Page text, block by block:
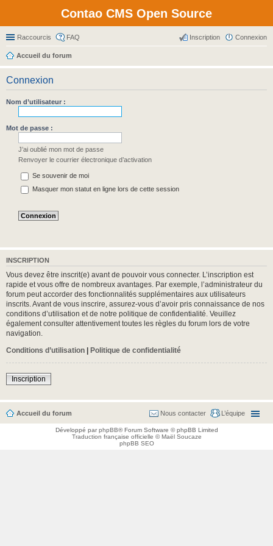
Contao CMS Open Source
Raccourcis FAQ Connexion
Inscription
Accueil du forum
Connexion
Nom d’utilisateur :
Mot de passe :
J’ai oublié mon mot de passe
Renvoyer le courrier électronique d’activation
Se souvenir de moi
Masquer mon statut en ligne lors de cette session
INSCRIPTION
Vous devez être inscrit(e) avant de pouvoir vous connecter. L’inscription est
rapide et vous offre de nombreux avantages. Par exemple, l’administrateur du
forum peut accorder des fonctionnalités supplémentaires aux utilisateurs
inscrits. Avant de vous inscrire, assurez-vous d’avoir pris connaissance de nos
conditions d’utilisation et de notre politique de confidentialité. Veuillez
également consulter attentivement toutes les règles du forum lors de votre
navigation.
Conditions d’utilisation | Politique de confidentialité
Inscription
Accueil du forum L’équipe
Nous contacter
Développé parphpBB® Forum Software © phpBB Limited
Traduction française officielle ©Maël Soucaze
phpBB SEO